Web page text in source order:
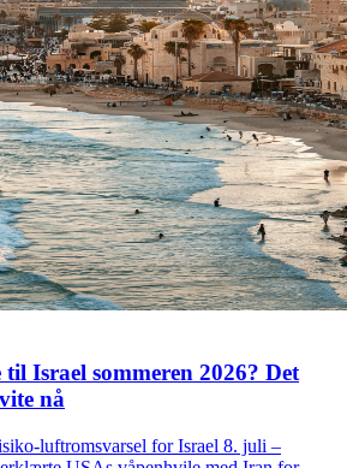
Israel sommeren 2026? Det
nå
luftromsvarsel for Israel 8. juli –